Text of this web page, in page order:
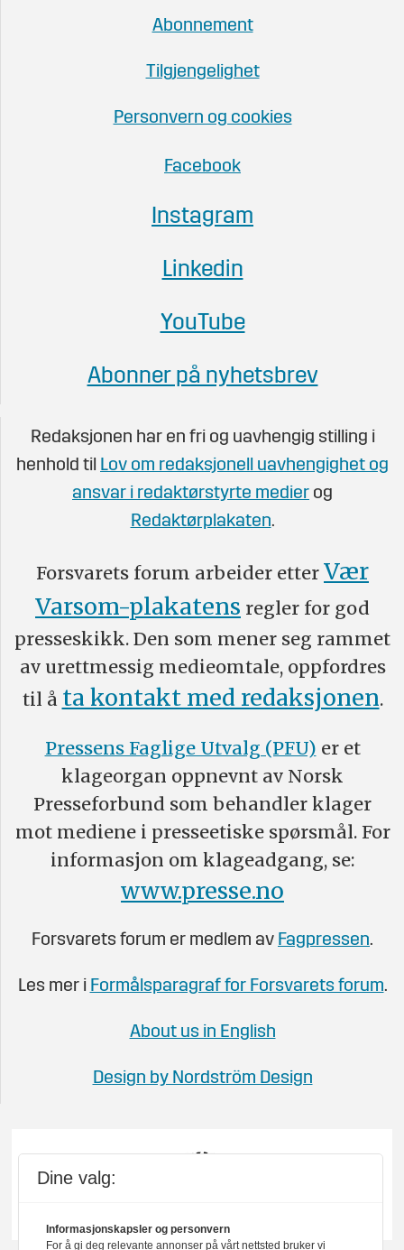
Abonnement
Tilgjengelighet
Personvern og cookies
Facebook
Instagram
Linkedin
YouTube
Abonner på nyhetsbrev
Redaksjonen har en fri og uavhengig stilling i
henhold til Lov om redaksjonell uavhengighet og
ansvar i redaktørstyrte medier og
Redaktørplakaten.
Forsvarets forum arbeider etter Vær
Varsom-plakatens regler for god
presseskikk. Den som mener seg rammet
av urettmessig medieomtale, oppfordres
til å ta kontakt med redaksjonen.
Pressens Faglige Utvalg (PFU) er et
klageorgan oppnevnt av Norsk
Presseforbund som behandler klager
mot mediene i presseetiske spørsmål. For
informasjon om klageadgang, se:
www.presse.no
Forsvarets forum er medlem av Fagpressen.
Les mer i Formålsparagraf for Forsvarets forum.
About us in English
Design by Nordström Design
Dine valg:
Informasjonskapsler og personvern
For å gi deg relevante annonser på vårt nettsted bruker vi